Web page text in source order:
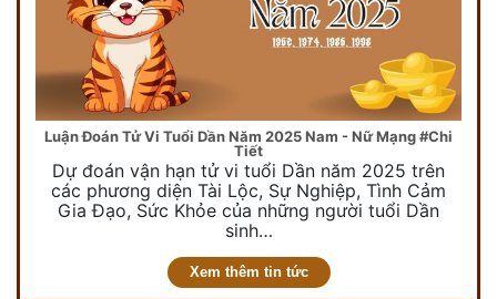
Luận Đoán Tử Vi Tuổi Dần Năm 2025 Nam - Nữ Mạng #Chi
Tiết
Dự đoán vận hạn tử vi tuổi Dần năm 2025 trên
các phương diện Tài Lộc, Sự Nghiệp, Tình Cảm
Gia Đạo, Sức Khỏe của những người tuổi Dần
sinh…
Xem thêm tin tức